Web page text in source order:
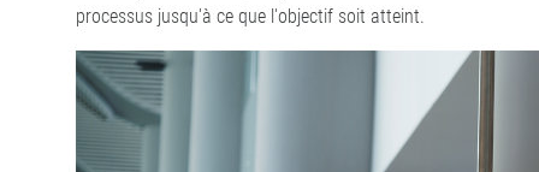
processus jusqu'à ce que l'objectif soit atteint.